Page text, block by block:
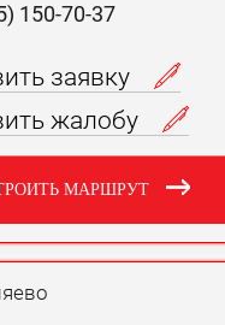
150-70-37
заявку
жалобу
МАРШРУТ